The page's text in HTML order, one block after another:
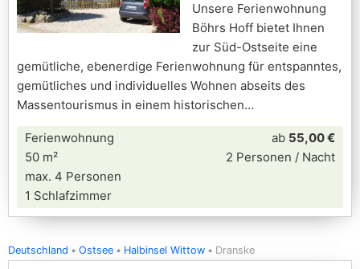
Unsere Ferienwohnung
Böhrs Hoff bietet Ihnen
zur Süd-Ostseite eine
gemütliche, ebenerdige Ferienwohnung für entspanntes,
gemütliches und individuelles Wohnen abseits des
Massentourismus in einem historischen
Ferienwohnung
50 m²
max. 4 Personen
1 Schlafzimmer
ab 55,00 €
2 Personen / Nacht
Deutschland Ostsee Halbinsel Wittow Dranske